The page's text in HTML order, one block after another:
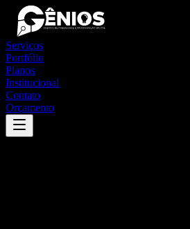
Serviços
Portfólio
Planos
Institucional
Contato
Orçamento